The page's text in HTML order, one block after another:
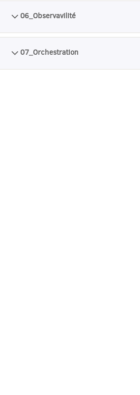
06_Observavilité
07_Orchestration